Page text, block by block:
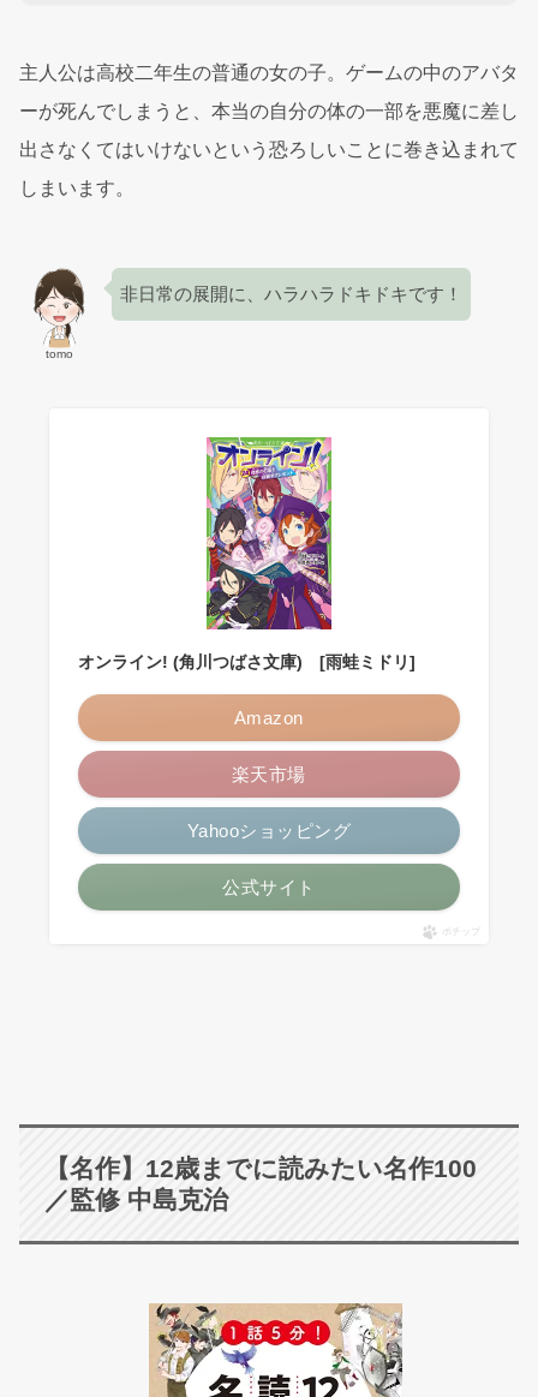
主人公は高校二年生の普通の女の子。ゲームの中のアバタ
ーが死んでしまうと、本当の自分の体の一部を悪魔に差し
出さなくてはいけないという恐ろしいことに巻き込まれて
しまいます。
tomo
非日常の展開に、ハラハラドキドキです！
オンライン! (角川つばさ文庫) [雨蛙ミドリ]
Amazon
楽天市場
Yahooショッピング
公式サイト
ポチップ
【名作】12歳までに読みたい名作100
／監修 中島克治